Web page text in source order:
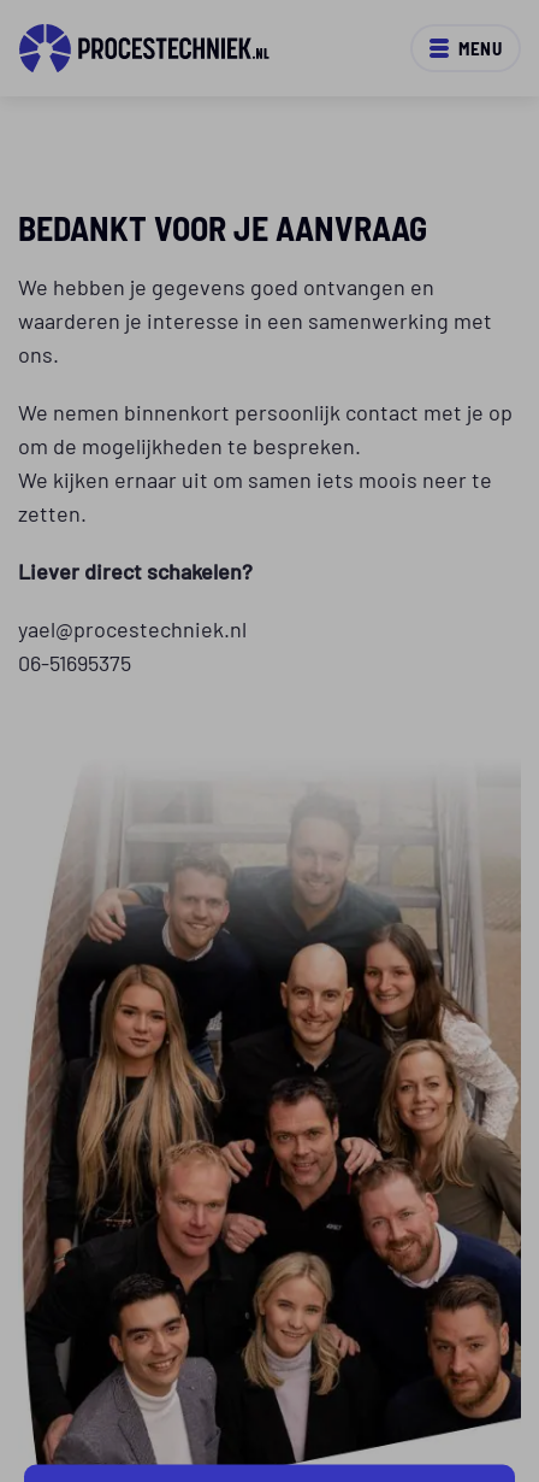
MENU
BEDANKT VOOR JE AANVRAAG
We hebben je gegevens goed ontvangen en
waarderen je interesse in een samenwerking met
ons.
We nemen binnenkort persoonlijk contact met je op
om de mogelijkheden te bespreken.
We kijken ernaar uit om samen iets moois neer te
zetten.
Liever direct schakelen?
yael@procestechniek.nl
06-51695375